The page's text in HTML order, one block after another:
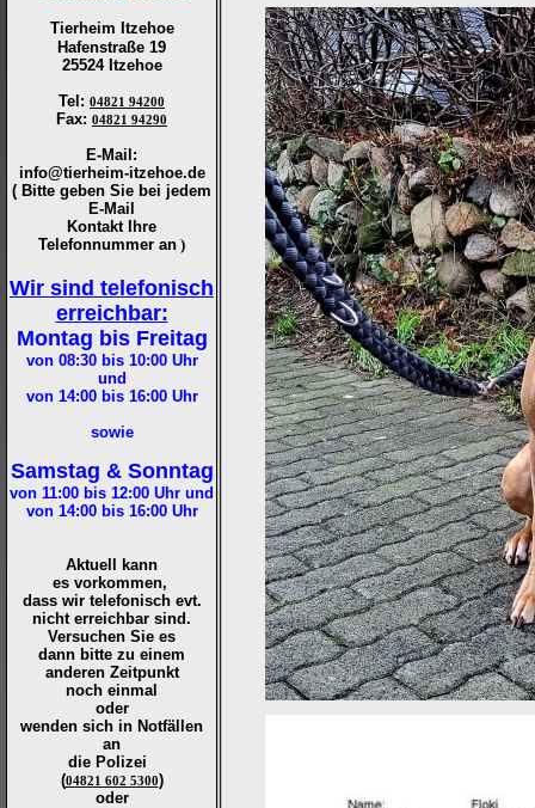
Tierheim Itzehoe
Hafenstraße 19
25524 Itzehoe
Tel : 04821 94200
Fax: 04821 94290
E-Mail:
info@tierheim-itzehoe.de
( Bitte geben Sie bei jedem
E-Mail
Kontakt Ihre
Telefonnummer an )
Wir sind telefonisch
erreichbar:
Montag bis Freitag
von 08:30 bis 10:00Uhr
und
von 14:00 bis 16:00Uhr
sowie
Samstag & Sonntag
von 11:00 bis 12:00 Uhr und
von 14:00 bis 16:00Uhr
Aktuell kann
es vorkommen,
dass wir telefonisch evt.
nicht erreichbar sind.
Versuchen Sie es
dann bitte zu einem
anderen Zeitpunkt
noch einmal
oder
wenden sich in Notfällen
an
die Polizei
(04821 602 5300)
oder